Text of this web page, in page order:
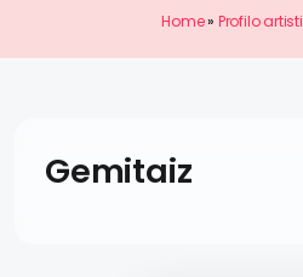
Home» Profilo artisti
Gemitaiz